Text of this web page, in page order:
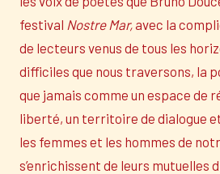
festival Nostre Mar,avec la
de lecteurs venus de tous les
difficiles que nous traversons, la
que jamais comme un espace de
liberté, un territoire de dialogue
les femmes et les hommes de
s’enrichissent de leurs mutuelles